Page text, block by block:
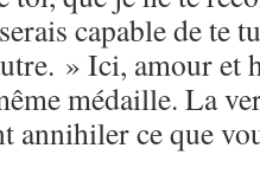
capable de te
» Ici, amour et
médaille. La
annihiler ce que